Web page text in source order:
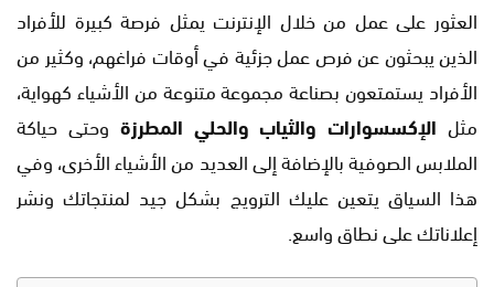
العثور على عمل من خلال الإنترنت يمثل فرصة كبيرة للأفراد
الذين يبحثون عن فرص عمل جزئية في أوقات فراغهم، وكثير من
الأفراد يستمتعون بصناعة مجموعة متنوعة من الأشياء كهواية،
مثل الإكسسوارات والثياب والحلي المطرزة وحتى حياكة
الملابس الصوفية بالإضافة إلى العديد من الأشياء الأخرى، وفي
هذا السياق يتعين عليك الترويج بشكل جيد لمنتجاتك ونشر
إعلاناتك على نطاق واسع.